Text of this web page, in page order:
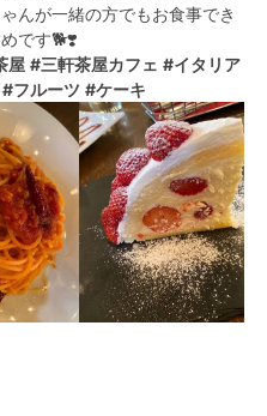
んが一緒の方でもお食事でき
です🐕❣️
屋 #三軒茶屋カフェ #イタリア
#フルーツ #ケーキ